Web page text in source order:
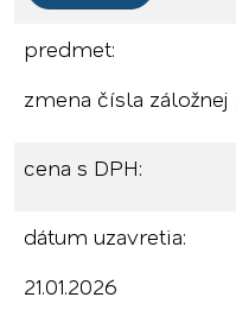
predmet:
zmena čísla
cena s DPH:
dátum uzavretia:
21.01.2026